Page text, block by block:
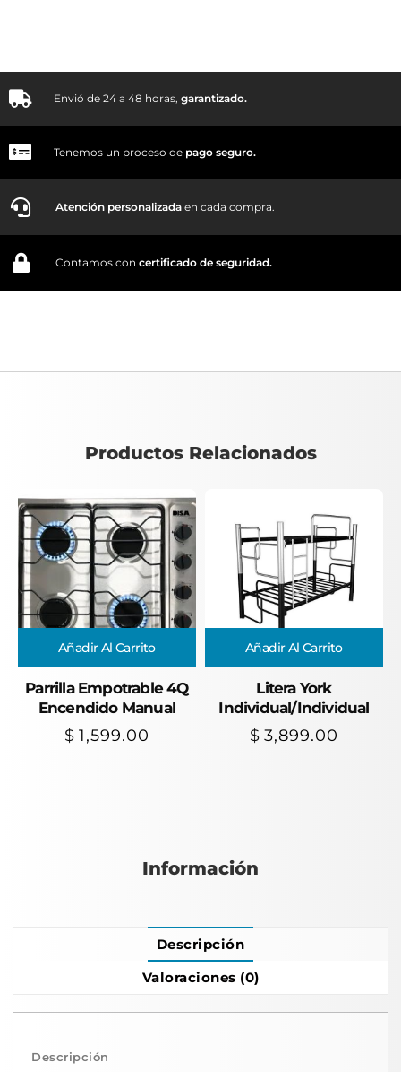
Envió de 24 a 48 horas, garantizado.
Tenemos un proceso de pago seguro.
Atención personalizada en cada compra.
Contamos con certificado de seguridad.
Productos Relacionados
Añadir Al Carrito
Parrilla Empotrable 4Q
Encendido Manual
$ 1,599.00
Añadir Al Carrito
Litera York
Individual/Individual
$ 3,899.00
Información
Descripción
Valoraciones (0)
Descripción